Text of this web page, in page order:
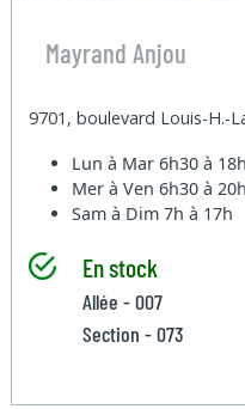
Mayrand Anjou
9701, boulevard Louis-H.-
Lun à Mar6h30 à 18h
Mer à Ven6h30 à 20h
Sam à Dim7h à 17h
En stock
Allée - 007
Section - 073